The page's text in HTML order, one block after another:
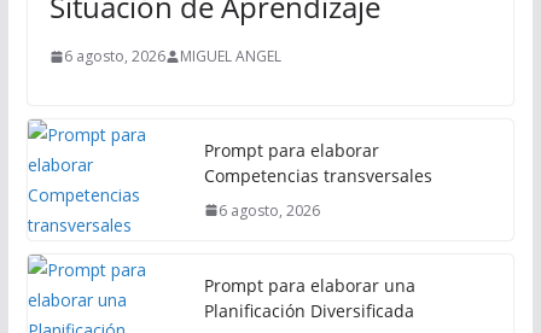
6 agosto, 2026 MIGUEL ANGEL
Prompt para elaborar
Competencias transversales
6 agosto, 2026
Prompt para elaborar una
Planificación Diversificada